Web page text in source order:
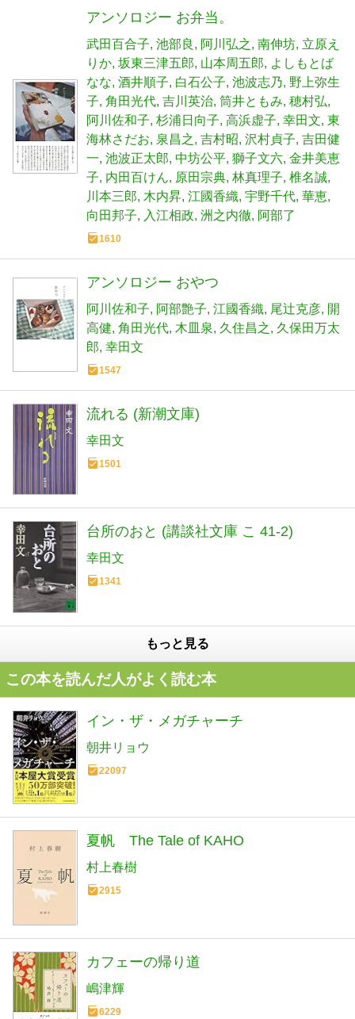
アンソロジー お弁当。
武田百合子 池部良 阿川弘之 南伸坊 立原え
りか 坂東三津五郎 山本周五郎
よしもとば
なな 酒井順子 白石公子 池波志乃 野上弥生
子 角田光代 吉川英治 筒井ともみ 穂村弘
阿川佐和子 杉浦日向子 高浜虚子 幸田文 東
海林さだお 泉昌之 吉村昭 沢村貞子 吉田健
一 池波正太郎 中坊公平 獅子文六 金井美恵
子 内田百けん 原田宗典 林真理子 椎名誠
川本三郎 木内昇 江國香織 宇野千代 華恵
向田邦子
入江相政 洲之内徹 阿部了
1610
アンソロジー おやつ
阿川佐和子 阿部艶子 江國香織 尾辻克彦 開
高健 角田光代 木皿泉 久住昌之
久保田万太
郎 幸田文
1547
流れる (新潮文庫)
幸田文
1501
台所のおと (講談社文庫 こ 41-2)
幸田文
1341
もっと見る
この本を読んだ人がよく読む本
イン・ザ・メガチャーチ
朝井リョウ
22097
夏帆 The Tale of KAHO
村上春樹
2915
カフェーの帰り道
嶋津輝
6229